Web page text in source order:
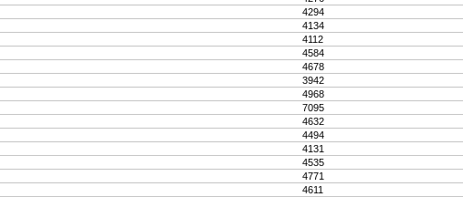
4294
4134
4112
4584
4678
3942
4968
7095
4632
4494
4131
4535
4771
4611